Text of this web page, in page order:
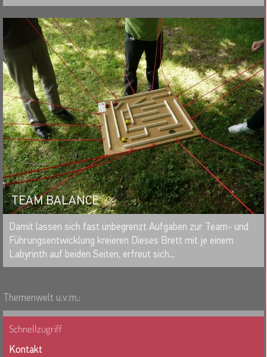
TEAM BALANCE
MERKEN
Damit lassen sich fast unbegrenzt Aufgaben zur Team- und
Führungsentwicklung kreieren Dieses Brett mit je einem
Labyrinth auf beiden Seiten, erfreut sich...
Themenwelt u.v.m.:
Schnellzugriff
Kontakt